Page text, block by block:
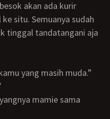
situ. Semuanya sudah
tinggal tandatangani aja
kamu yang masih muda.”